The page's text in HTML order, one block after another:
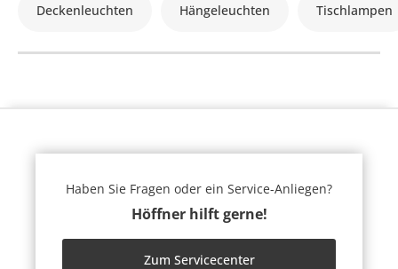
Deckenleuchten Hängeleuchten Tischlampen
Haben Sie Fragen oder ein Service-Anliegen?
Höffner hilft gerne!
Zum Servicecenter